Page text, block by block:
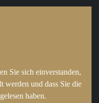
Sie sich einverstanden,
werden und dass Sie die
gelesen haben.